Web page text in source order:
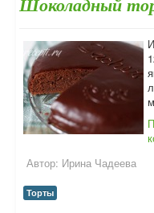
Автор: Ирина Чадеева
Торты